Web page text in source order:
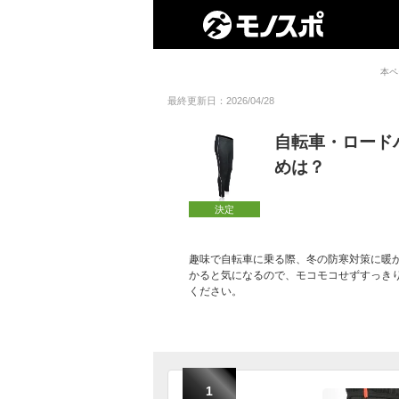
本
最終更新日：2026/04/28
決定
自転車・ロー
めは？
趣味で自転車に乗る際、冬の防寒対策に
かると気になるので、モコモコせずすっき
ください。
1